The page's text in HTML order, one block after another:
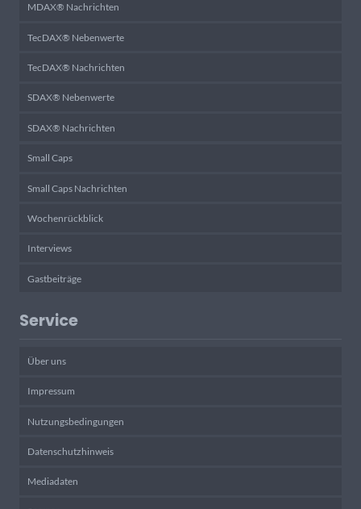
MDAX® Nachrichten
TecDAX® Nebenwerte
TecDAX® Nachrichten
SDAX® Nebenwerte
SDAX® Nachrichten
Small Caps
Small Caps Nachrichten
Wochenrückblick
Interviews
Gastbeiträge
Service
Über uns
Impressum
Nutzungsbedingungen
Datenschutzhinweis
Mediadaten